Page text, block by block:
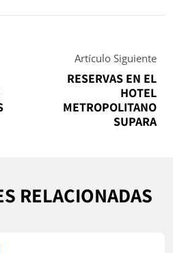
Artículo Siguiente
RESERVAS EN EL
HOTEL
METROPOLITANO
SUPARA
RELACIONADAS